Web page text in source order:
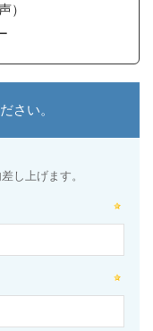
）
さい。
し上げます。